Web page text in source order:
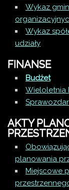
Wykaz
Wykaz
udziały
FINANSE
Budżet
Wieloletnia
AKTY
planowania
Miejscowe